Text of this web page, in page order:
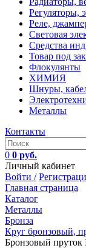
Регуляторы,
Реле,
Световая
Средства
Товар под
Флокулянты
ХИМИЯ
Шнуры,
Металлы
Контакты
0 0 руб.
Личный кабинет
Войти /
Главная страница
Каталог
Металлы
Бронза
Круг бронзовый,
Бронзовый